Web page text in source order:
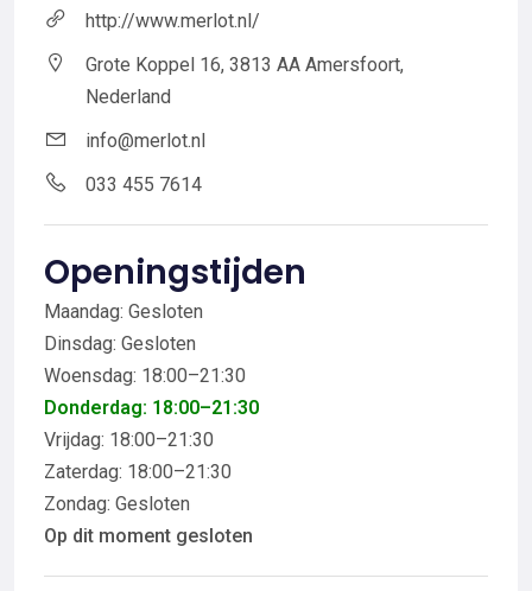
http://www.merlot.nl/
Grote Koppel 16, 3813 AA Amersfoort,
Nederland
info@merlot.nl
033 455 7614
Openingstijden
Maandag: Gesloten
Dinsdag: Gesloten
Woensdag: 18:00–21:30
Donderdag: 18:00–21:30
Vrijdag: 18:00–21:30
Zaterdag: 18:00–21:30
Zondag: Gesloten
Op dit moment gesloten